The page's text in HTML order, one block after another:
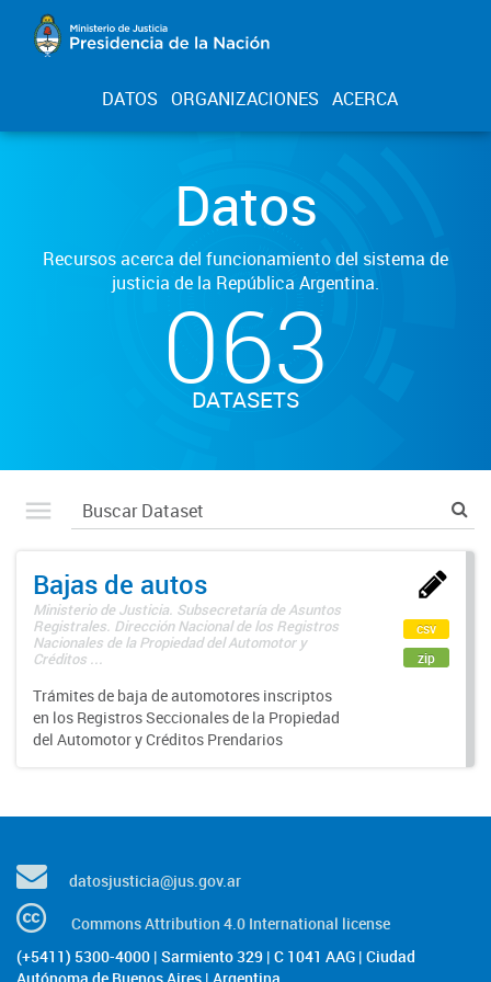
DATOS ORGANIZACIONES ACERCA
Datos
Recursos acerca del funcionamiento del sistema de
justicia de la República Argentina.
063
DATASETS
Bajas de autos
Ministerio de Justicia. Subsecretaría de Asuntos
Registrales. Dirección Nacional de los Registros
Nacionales de la Propiedad del Automotor y
Créditos ...
Trámites de baja de automotores inscriptos
en los Registros Seccionales de la Propiedad
del Automotor y Créditos Prendarios
csv
zip
datosjusticia@jus.gov.ar
Commons Attribution 4.0 International license
(+5411) 5300-4000 | Sarmiento 329 | C 1041 AAG | Ciudad